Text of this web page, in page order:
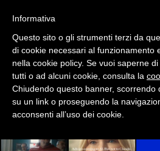
CINEMA
DIGITALE
EDITORIA
Informativa
Questo sito o gli strumenti terzi da
di cookie necessari al funzionamento
nella cookie policy. Se vuoi saperne
tutti o ad alcuni cookie, consulta la
Chiudendo questo banner, scorrendo
su un link o proseguendo la
acconsenti all’uso dei cookie.